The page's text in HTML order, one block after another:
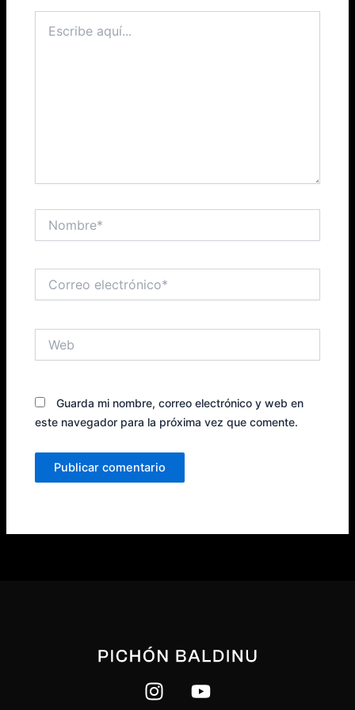
aquí...
electrónico*
Guarda mi nombre, correo electrónico y web en
este navegador para la próxima vez que comente.
I
n
Y
o